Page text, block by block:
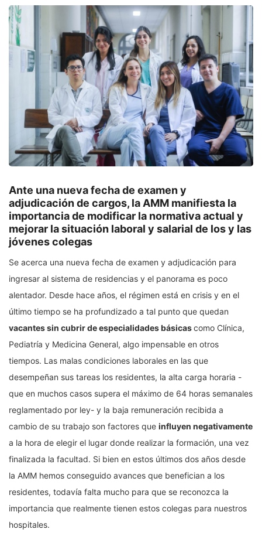
Ante una nueva fecha de examen y
adjudicación de cargos, la AMM manifiesta la
importancia de modificar la normativa actual y
mejorar la situación laboral y salarial de los y las
jóvenes colegas
Se acerca una nueva fecha de examen y adjudicación para
ingresar al sistema de residencias y el panorama es poco
alentador. Desde hace años, el régimen está en crisis y en el
último tiempo se ha profundizado a tal punto que quedan
vacantes sin cubrir de especialidades básicascomo Clínica,
Pediatría y Medicina General, algo impensable en otros
tiempos. Las malas condiciones laborales en las que
desempeñan sus tareas los residentes, la alta carga horaria -
que en muchos casos supera el máximo de 64 horas semanales
reglamentado por ley- y la baja remuneración recibida a
cambio de su trabajo son factores que influyen negativamente
a la hora de elegir el lugar donde realizar la formación, una vez
finalizada la facultad. Si bien en estos últimos dos años desde
la AMM hemos conseguido avances que benefician a los
residentes, todavía falta mucho para que se reconozca la
importancia que realmente tienen estos colegas para nuestros
hospitales.